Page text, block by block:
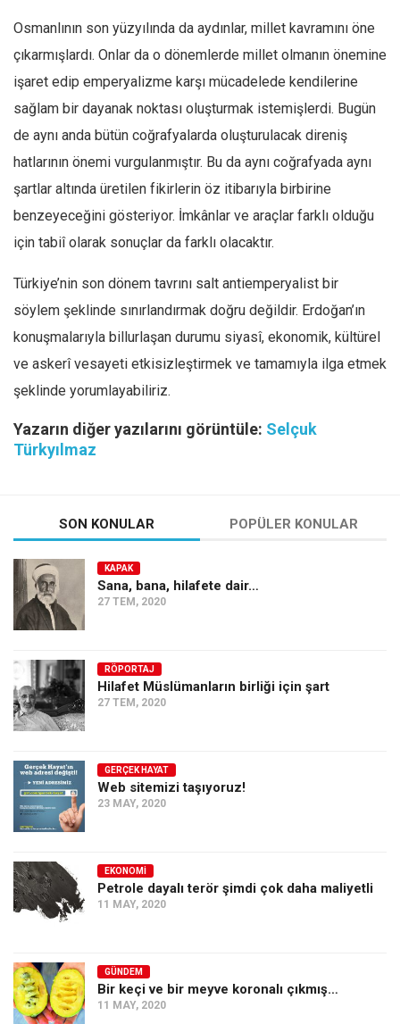
Osmanlının son yüzyılında da aydınlar, millet kavramını öne
çıkarmışlardı. Onlar da o dönemlerde millet olmanın önemine
işaret edip emperyalizme karşı mücadelede kendilerine
sağlam bir dayanak noktası oluşturmak istemişlerdi. Bugün
de aynı anda bütün coğrafyalarda oluşturulacak direniş
hatlarının önemi vurgulanmıştır. Bu da aynı coğrafyada aynı
şartlar altında üretilen fikirlerin öz itibarıyla birbirine
benzeyeceğini gösteriyor. İmkânlar ve araçlar farklı olduğu
için tabiî olarak sonuçlar da farklı olacaktır.
Türkiye’nin son dönem tavrını salt antiemperyalist bir
söylem şeklinde sınırlandırmak doğru değildir. Erdoğan’ın
konuşmalarıyla billurlaşan durumu siyasî, ekonomik, kültürel
ve askerî vesayeti etkisizleştirmek ve tamamıyla ilga etmek
şeklinde yorumlayabiliriz.
Yazarın diğer yazılarını görüntüle: Selçuk
Türkyılmaz
SON KONULAR POPÜLER KONULAR
KAPAK
Sana, bana, hilafete dair…
27 TEM, 2020
RÖPORTAJ
Hilafet Müslümanların birliği için şart
27 TEM, 2020
GERÇEK HAYAT
Web sitemizi taşıyoruz!
23 MAY, 2020
EKONOMI
Petrole dayalı terör şimdi çok daha maliyetli
11 MAY, 2020
GÜNDEM
Bir keçi ve bir meyve koronalı çıkmış…
11 MAY, 2020